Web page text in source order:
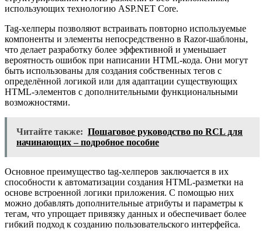
использующих технологию ASP.NET Core.
Tag-хелперы позволяют встраивать повторно используемые
компоненты и элементы непосредственно в Razor-шаблоны,
что делает разработку более эффективной и уменьшает
вероятность ошибок при написании HTML-кода. Они могут
быть использованы для создания собственных тегов с
определённой логикой или для адаптации существующих
HTML-элементов с дополнительными функциональными
возможностями.
Читайте также: Пошаговое руководство по RCL для
начинающих – подробное пособие
Основное преимущество tag-хелперов заключается в их
способности к автоматизации создания HTML-разметки на
основе встроенной логики приложения. С помощью них
можно добавлять дополнительные атрибуты и параметры к
тегам, что упрощает привязку данных и обеспечивает более
гибкий подход к созданию пользовательского интерфейса.